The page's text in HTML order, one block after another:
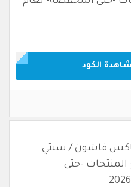
الكود
ماكس فاشون / سيتي
-حتى